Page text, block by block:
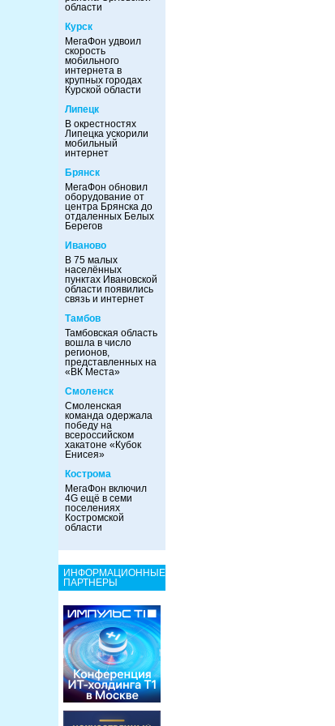
области
Курск
МегаФон удвоил
скорость
мобильного
интернета в
крупных городах
Курской области
Липецк
В окрестностях
Липецка ускорили
мобильный
интернет
Брянск
МегаФон обновил
оборудование от
центра Брянска до
отдаленных Белых
Берегов
Иваново
В 75 малых
населённых
пунктах Ивановской
области появились
связь и интернет
Тамбов
Тамбовская область
вошла в число
регионов,
представленных на
«ВК Места»
Смоленск
Смоленская
команда одержала
победу на
всероссийском
хакатоне «Кубок
Енисея»
Кострома
МегаФон включил
4G ещё в семи
поселениях
Костромской
области
ИНФОРМАЦИОННЫЕ
ПАРТНЕРЫ